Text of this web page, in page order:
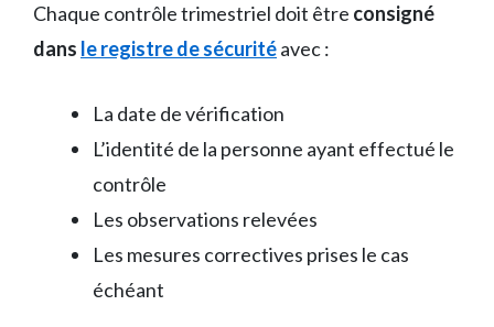
Chaque contrôle trimestriel doit être consigné
dans le registre de sécuritéavec :
La date de vérification
L’identité de la personne ayant effectué le
contrôle
Les observations relevées
Les mesures correctives prises le cas
échéant